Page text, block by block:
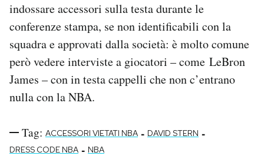
indossare accessori sulla testa durante le
conferenze stampa, se non identificabili con la
squadra e approvati dalla società: è molto comune
però vedere interviste a giocatori – come LeBron
James – con in testa cappelli che non c’entrano
nulla con la NBA.
Tag: ACCESSORI VIETATI NBA - DAVID STERN -
DRESS CODE NBA - NBA